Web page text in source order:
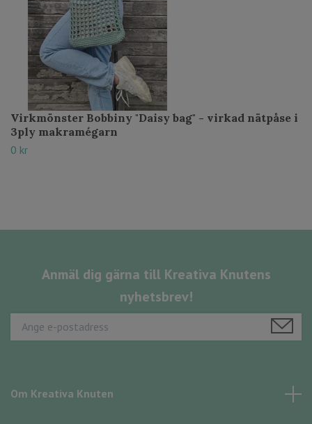
Virkmönster Bobbiny "Daisy bag" - virkad nätpåse i
3ply makramégarn
0 kr
Anmäl dig gärna till Kreativa Knutens
nyhetsbrev!
Om Kreativa Knuten